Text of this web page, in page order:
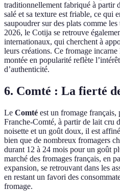
traditionnellement fabriqué à partir
salé et sa texture est friable, ce qui
saupoudrer sur des plats comme
2026, le Cotija se retrouve
internationaux, qui cherchent à
leurs créations. Ce fromage
montée en popularité reflète
d’authenticité.
6. Comté : La fierté
Le Comté est un fromage
Franche-Comté, à partir de lait cru
noisette et un goût doux, il est
bien que de nombreux fromagers
durant 12 à 24 mois pour un goût
marché des fromages français, en
expansion, se retrouvant dans les
en restant un favori des
fromage.